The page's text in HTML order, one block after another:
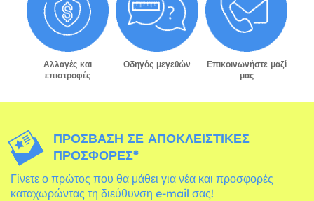
Αλλαγές και
επιστροφές
Οδηγός μεγεθών
Επικοινωνήστε μαζί
μας
ΠΡΌΣΒΑΣΗ ΣΕ ΑΠΟΚΛΕΙΣΤΙΚΈΣ
ΠΡΟΣΦΟΡΈΣ*
Γίνετε ο πρώτος που θα μάθει για νέα και προσφορές
καταχωρώντας τη διεύθυνση e-mail σας!